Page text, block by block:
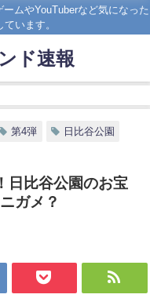
ムやYouTuberなど気になった
います。
ド速報
第4弾 日比谷公園
日比谷公園のお宝
ガメ？